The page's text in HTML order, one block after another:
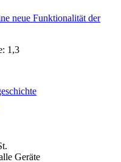
1,3
Geräte